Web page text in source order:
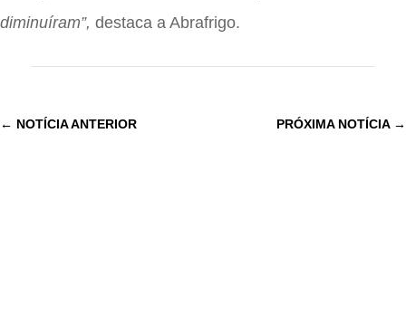
diminuíram”, destaca a Abrafrigo.
← NOTÍCIA ANTERIOR PRÓXIMA NOTÍCIA→